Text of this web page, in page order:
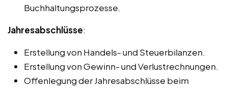
Buchhaltungsprozesse.
Jahresabschlüsse:
Erstellung von Handels- und Steuerbilanzen.
Erstellung von Gewinn- und Verlustrechnungen.
Offenlegung der Jahresabschlüsse beim